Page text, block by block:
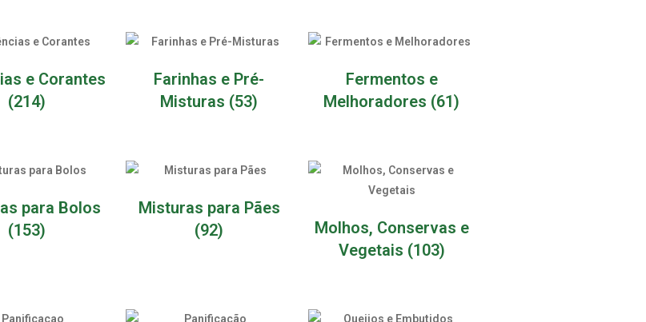
e Corantes
(214)
Farinhas e Pré-
Misturas (53)
Fermentos e
Melhoradores (61)
para Bolos
(153)
Misturas para Pães
(92)
Molhos, Conservas e
Vegetais (103)